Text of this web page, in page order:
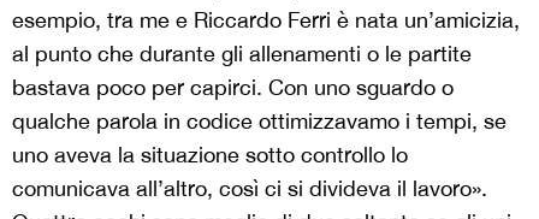
esempio, tra me e Riccardo Ferri è nata un’amicizia,
al punto che durante gli allenamenti o le partite
bastava poco per capirci. Con uno sguardo o
qualche parola in codice ottimizzavamo i tempi, se
uno aveva la situazione sotto controllo lo
comunicava all’altro, così ci si divideva il lavoro».